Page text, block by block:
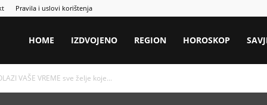
Pravila i uslovi korištenja
HOME IZDVOJENO REGION HOROSKOP
VAŠE VREME sve želje koje...